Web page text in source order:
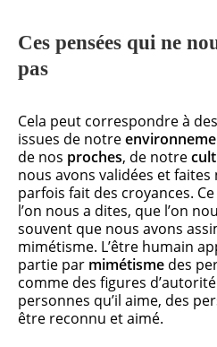
Ces pensées qui ne
pas
Cela peut correspondre à
issues de notre
de nos proches, de notre
nous avons validées et
parfois fait des croyances.
l’on nous a dites, que l’on
souvent que nous avons
mimétisme. L’être humain
partie par mimétisme des
comme des figures
personnes qu’il aime, des
être reconnu et aimé.